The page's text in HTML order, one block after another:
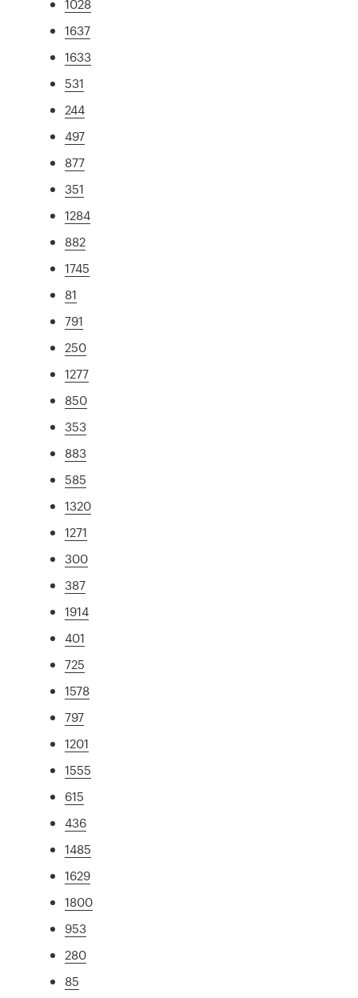
1028
1637
1633
531
244
497
877
351
1284
882
1745
81
791
250
1277
850
353
883
585
1320
1271
300
387
1914
401
725
1578
797
1201
1555
615
436
1485
1629
1800
953
280
85